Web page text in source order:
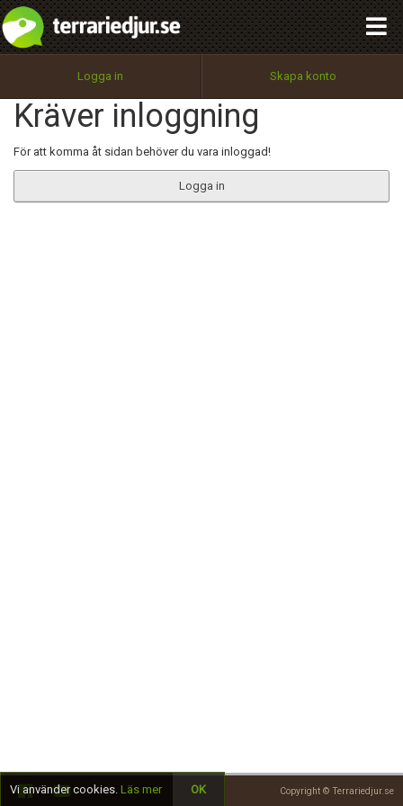
Logga in Skapa konto
Kräver inloggning
För att komma åt sidan behöver du vara inloggad!
Logga in
Copyright © Terrariedjur.se
Utför
100%
OK
integritetspolicy
Namn:
Epost:
Begär nytt lösenord
Tillbaka till förstasidan
Vi använder cookies. Läs mer OK